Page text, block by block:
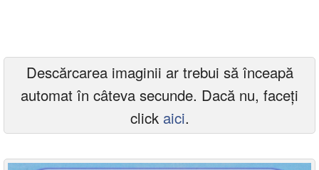
Felicitari muzicale personalizate
Descărcarea imaginii ar trebui să înceapă
automat în câteva secunde. Dacă nu, faceți
click aici.